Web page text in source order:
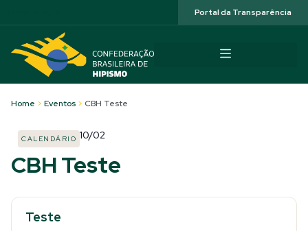
Portal da Transparência
Home > Eventos > CBH Teste
CALENDÁRIO 10/02
CBH Teste
Teste